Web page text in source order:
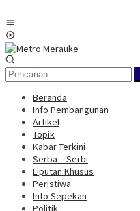
ke
konten
Beranda
Info Pembangunan
Artikel
Topik
Kabar Terkini
Serba – Serbi
Liputan Khusus
Peristiwa
Info Sepekan
Politik